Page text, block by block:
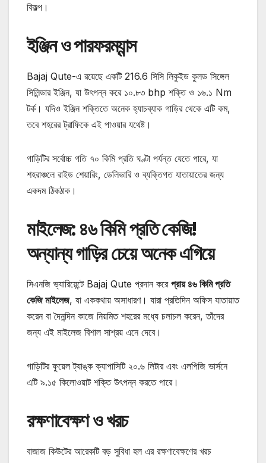
বিকল্প।
ইঞ্জিন ও পারফরম্যান্স
Bajaj Qute-এ রয়েছে একটি 216.6 সিসি লিকুইড কুলড সিঙ্গেল
সিলিন্ডার ইঞ্জিন, যা উৎপন্ন করে ১০.৮৩ bhp শক্তি ও ১৬.১ Nm
টর্ক। যদিও ইঞ্জিন শক্তিতে অনেক হ্যাচব্যাক গাড়ির থেকে এটি কম,
তবে শহরের ট্রাফিকে এই পাওয়ার যথেষ্ট।
গাড়িটির সর্বোচ্চ গতি ৭০ কিমি প্রতি ঘণ্টা পর্যন্ত যেতে পারে, যা
শহরাঞ্চলে রাইড শেয়ারিং, ডেলিভারি ও ব্যক্তিগত যাতায়াতের জন্য
একদম ঠিকঠাক।
মাইলেজ: ৪৬ কিমি প্রতি কেজি!
অন্যান্য গাড়ির চেয়ে অনেক এগিয়ে
সিএনজি ভ্যারিয়েন্টে Bajaj Qute প্রদান করে প্রায় ৪৬ কিমি প্রতি
কেজি মাইলেজ, যা এককথায় অসাধারণ। যারা প্রতিদিন অফিস যাতায়াত
করেন বা দৈনন্দিন কাজে নিয়মিত শহরের মধ্যে চলাচল করেন, তাঁদের
জন্য এই মাইলেজ বিশাল সাশ্রয় এনে দেবে।
গাড়িটির ফুয়েল ট্যাঙ্ক ক্যাপাসিটি ২০.৬ লিটার এবং এলপিজি ভার্সনে
এটি ৯.১৫ কিলোওয়াট শক্তি উৎপন্ন করতে পারে।
রক্ষণাবেক্ষণ ও খরচ
বাজাজ কিউটের আরেকটি বড় সুবিধা হল এর রক্ষণাবেক্ষণের খরচ